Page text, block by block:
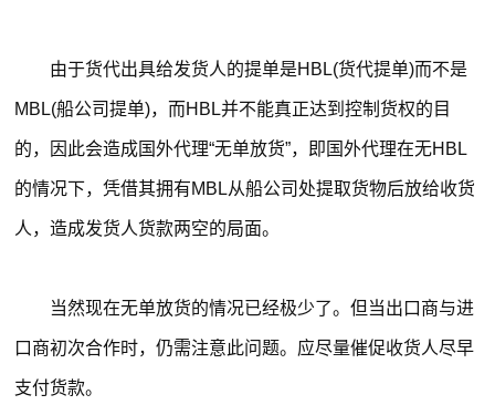
由于货代出具给发货人的提单是HBL(货代提单)而不是
MBL(船公司提单)，而HBL并不能真正达到控制货权的目
的，因此会造成国外代理“无单放货”，即国外代理在无HBL
的情况下，凭借其拥有MBL从船公司处提取货物后放给收货
人，造成发货人货款两空的局面。
当然现在无单放货的情况已经极少了。但当出口商与进
口商初次合作时，仍需注意此问题。应尽量催促收货人尽早
支付货款。